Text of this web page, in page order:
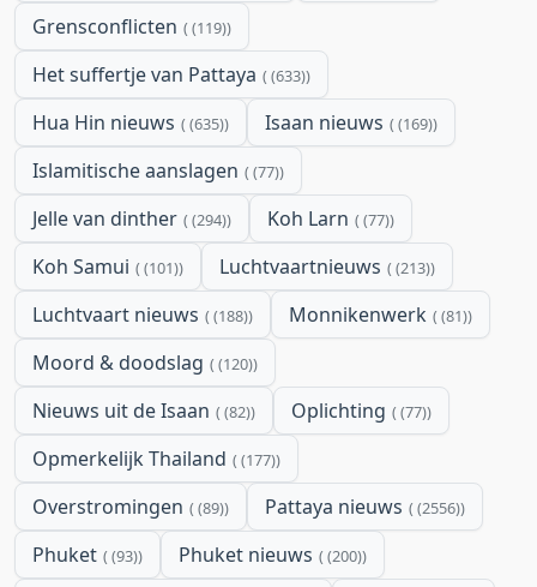
Grensconflicten (119)
Het suffertje van Pattaya (633)
Hua Hin nieuws (635) Isaan nieuws (169)
Islamitische aanslagen (77)
Jelle van dinther (294) Koh Larn (77)
Koh Samui (101) Luchtvaartnieuws (213)
Luchtvaart nieuws (188) Monnikenwerk (81)
Moord & doodslag (120)
Nieuws uit de Isaan (82) Oplichting (77)
Opmerkelijk Thailand (177)
Overstromingen (89) Pattaya nieuws (2556)
Phuket (93) Phuket nieuws (200)